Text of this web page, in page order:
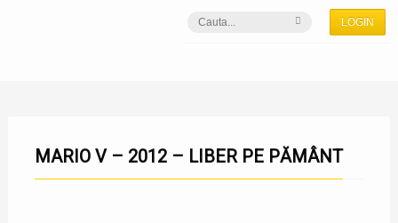
LOGIN
MARIO V – 2012 – LIBER PE PĂMÂNT